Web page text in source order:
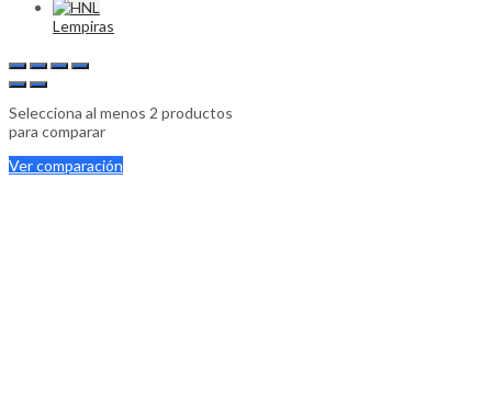
Lempiras
Selecciona al menos 2 productos
para comparar
Ver comparación